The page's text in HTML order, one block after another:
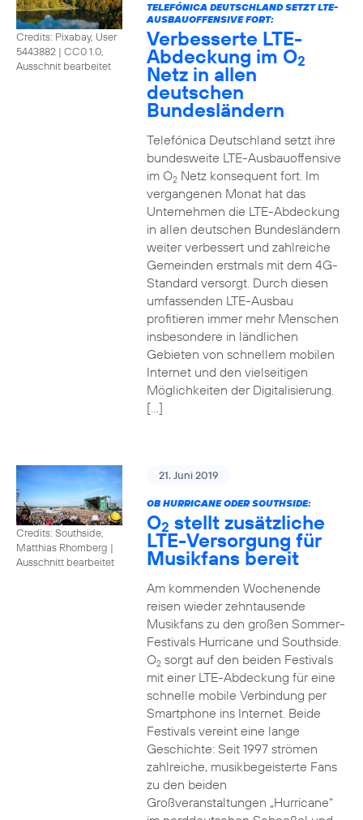
Credits: Pixabay, User
5443882 | CC0 1.0,
Ausschnit bearbeitet
TELEFÓNICA DEUTSCHLAND SETZT LTE-
AUSBAUOFFENSIVE FORT:
Verbesserte LTE-
Abdeckung im O2
Netz in allen
deutschen
Bundesländern
Telefónica Deutschland setzt ihre
bundesweite LTE-Ausbauoffensive
im O2Netz konsequent fort. Im
vergangenen Monat hat das
Unternehmen die LTE-Abdeckung
in allen deutschen Bundesländern
weiter verbessert und zahlreiche
Gemeinden erstmals mit dem 4G-
Standard versorgt. Durch diesen
umfassenden LTE-Ausbau
profitieren immer mehr Menschen
insbesondere in ländlichen
Gebieten von schnellem mobilen
Internet und den vielseitigen
Möglichkeiten der Digitalisierung.
[…]
Credits: Southside,
Matthias Rhomberg |
Ausschnitt bearbeitet
21. Juni 2019
OB HURRICANE ODER SOUTHSIDE:
O2 stellt zusätzliche
LTE-Versorgung für
Musikfans bereit
Am kommenden Wochenende
reisen wieder zehntausende
Musikfans zu den großen Sommer-
Festivals Hurricane und Southside.
O2sorgt auf den beiden Festivals
mit einer LTE-Abdeckung für eine
schnelle mobile Verbindung per
Smartphone ins Internet. Beide
Festivals vereint eine lange
Geschichte: Seit 1997 strömen
zahlreiche, musikbegeisterte Fans
zu den beiden
Großveranstaltungen „Hurricane“